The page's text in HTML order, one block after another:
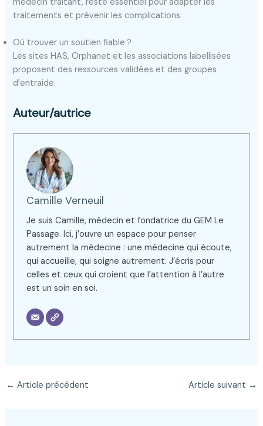
traitements et prévenir les complications.
Où trouver un soutien fiable ?
Les sites HAS, Orphanet et les associations labellisées
proposent des ressources validées et des groupes
d’entraide.
Auteur/autrice
Camille Verneuil
Je suis Camille, médecin et fondatrice du GEM Le
Passage. Ici, j’ouvre un espace pour penser
autrement la médecine : une médecine qui écoute,
qui accueille, qui soigne autrement. J’écris pour
celles et ceux qui croient que l’attention à l’autre
est un soin en soi.
← Article précédent Article suivant →